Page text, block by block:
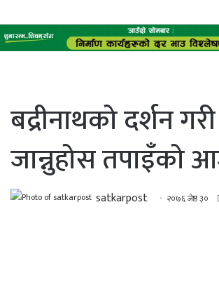
बद्रीनाथको दर्शन गरी
जान्नुहोस तपाइँको
satkarpost २०७६ जेष्ठ ३०